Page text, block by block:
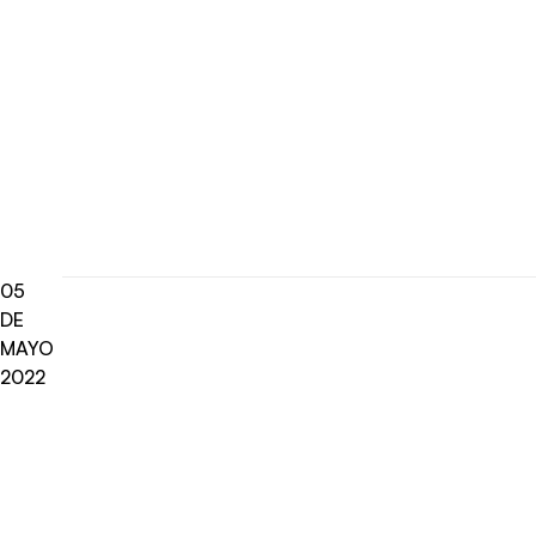
05
DE
MAYO
2022